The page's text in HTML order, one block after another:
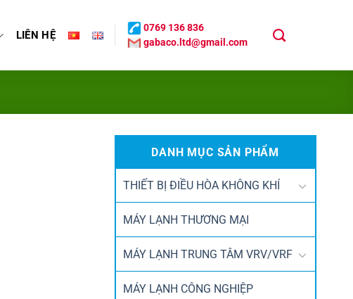
LIÊN HỆ
gabaco.ltd@gmail.com
0769 136 836
DANH MỤC SẢN PHẨM
THIẾT BỊ ĐIỀU HÒA KHÔNG KHÍ
MÁY LẠNH THƯƠNG MẠI
MÁY LẠNH TRUNG TÂM VRV/VRF
MÁY LẠNH CÔNG NGHIỆP